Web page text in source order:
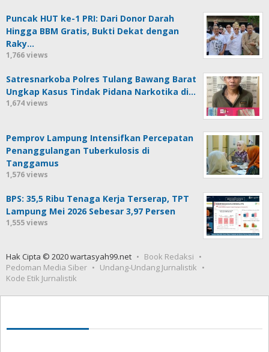
Puncak HUT ke-1 PRI: Dari Donor Darah
Hingga BBM Gratis, Bukti Dekat dengan
Raky…
1,766 views
Satresnarkoba Polres Tulang Bawang Barat
Ungkap Kasus Tindak Pidana Narkotika di…
1,674 views
Pemprov Lampung Intensifkan Percepatan
Penanggulangan Tuberkulosis di
Tanggamus
1,576 views
BPS: 35,5 Ribu Tenaga Kerja Terserap, TPT
Lampung Mei 2026 Sebesar 3,97 Persen
1,555 views
Hak Cipta © 2020 wartasyah99.net
Book Redaksi
Pedoman Media Siber
Undang-Undang Jurnalistik
Kode Etik Jurnalistik